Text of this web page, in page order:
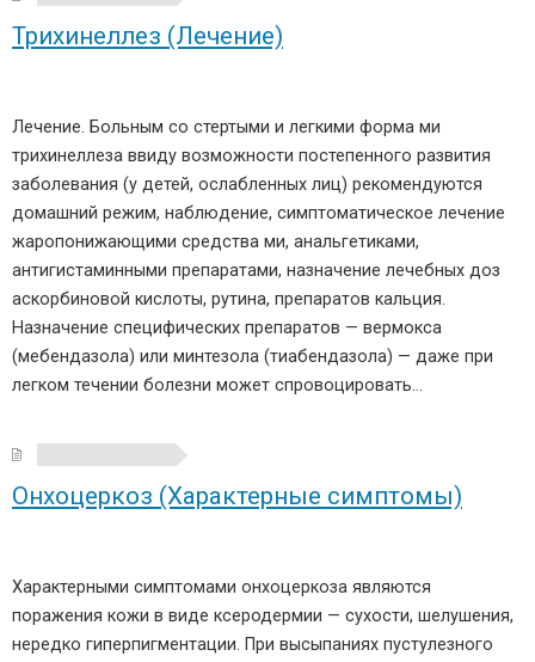
Трихинеллез (Лечение)
Лечение. Больным со стертыми и легкими форма ми
трихинеллеза ввиду возможности постепенного развития
заболевания (у детей, ослабленных лиц) рекомендуются
домашний режим, наблюдение, симптоматическое лечение
жаропонижающими средства ми, анальгетиками,
антигистаминными препаратами, назначение лечебных доз
аскорбиновой кислоты, рутина, препаратов кальция.
Назначение специфических препаратов — вермокса
(мебендазола) или минтезола (тиабендазола) — даже при
легком течении болезни может спровоцировать…
Онхоцеркоз (Характерные симптомы)
Характерными симптомами онхоцеркоза являются
поражения кожи в виде ксеродермии — сухости, шелушения,
нередко гиперпигментации. При высыпаниях пустулезного